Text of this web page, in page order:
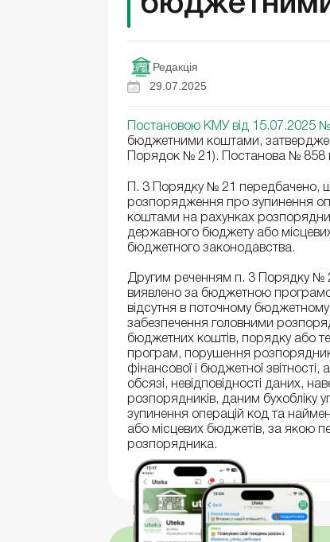
Редакція
29.07.2025
Постановою КМУ від 15.07.2025
бюджетними коштами,
Порядок № 21). Постанова № 858
П. 3 Порядку № 21 передбачено,
розпорядження про зупинення
коштами на рахунках
державного бюджету або
бюджетного законодавства.
Другим реченням п. 3 Порядку №
виявлено за бюджетною
відсутня в поточному
забезпечення головними
бюджетних коштів, порядку або
програм, порушення
фінансової і бюджетної
обсязі, невідповідності даних,
розпорядників, даним бухобліку
зупинення операцій код та
або місцевих бюджетів, за якою
розпорядника.